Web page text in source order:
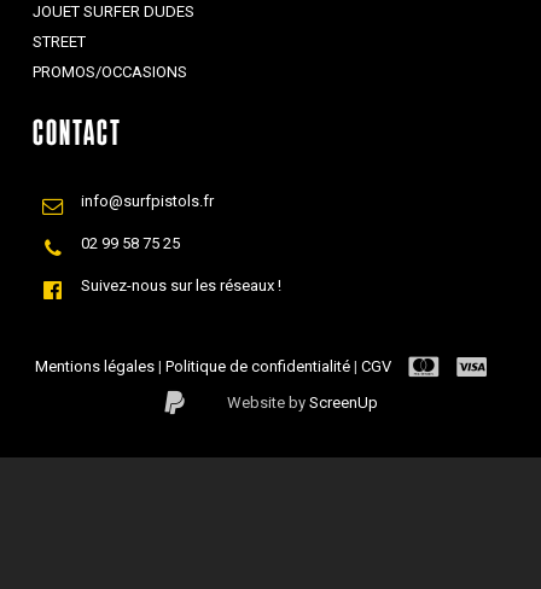
JOUET SURFER DUDES
STREET
PROMOS/OCCASIONS
CONTACT
info@surfpistols.fr
02 99 58 75 25
Suivez-nous sur les réseaux !
Mentions légales|Politique de confidentialité|CGV
Website byScreenUp